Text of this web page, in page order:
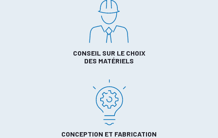
CONSEIL SUR LE CHOIX
DES MATÉRIELS
CONCEPTION ET FABRICATION